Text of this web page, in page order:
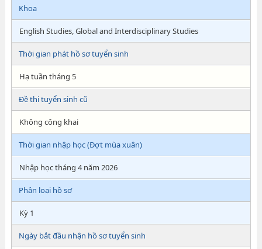
Khoa
English Studies, Global and Interdisciplinary Studies
Thời gian phát hồ sơ tuyển sinh
Hạ tuần tháng 5
Đề thi tuyển sinh cũ
Không công khai
Thời gian nhập học (Đợt mùa xuân)
Nhập học tháng 4 năm 2026
Phân loại hồ sơ
Kỳ 1
Ngày bắt đầu nhận hồ sơ tuyển sinh